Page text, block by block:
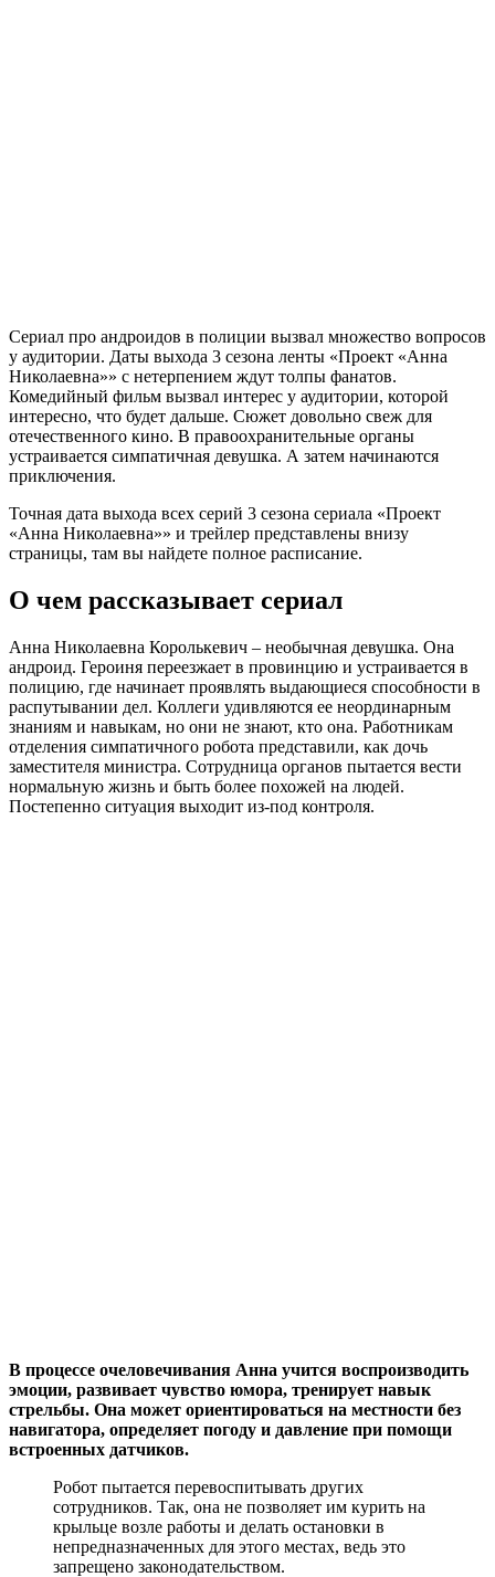
Сериал про андроидов в полиции вызвал множество вопросов
у аудитории. Даты выхода 3 сезона ленты «Проект «Анна
Николаевна»» с нетерпением ждут толпы фанатов.
Комедийный фильм вызвал интерес у аудитории, которой
интересно, что будет дальше. Сюжет довольно свеж для
отечественного кино. В правоохранительные органы
устраивается симпатичная девушка. А затем начинаются
приключения.
Точная дата выхода всех серий 3 сезона сериала «Проект
«Анна Николаевна»» и трейлер представлены внизу
страницы, там вы найдете полное расписание.
О чем рассказывает сериал
Анна Николаевна Королькевич – необычная девушка. Она
андроид. Героиня переезжает в провинцию и устраивается в
полицию, где начинает проявлять выдающиеся способности в
распутывании дел. Коллеги удивляются ее неординарным
знаниям и навыкам, но они не знают, кто она. Работникам
отделения симпатичного робота представили, как дочь
заместителя министра. Сотрудница органов пытается вести
нормальную жизнь и быть более похожей на людей.
Постепенно ситуация выходит из-под контроля.
В процессе очеловечивания Анна учится воспроизводить
эмоции, развивает чувство юмора, тренирует навык
стрельбы. Она может ориентироваться на местности без
навигатора, определяет погоду и давление при помощи
встроенных датчиков.
Робот пытается перевоспитывать других
сотрудников. Так, она не позволяет им курить на
крыльце возле работы и делать остановки в
непредназначенных для этого местах, ведь это
запрещено законодательством.